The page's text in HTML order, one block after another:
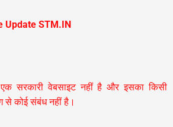
Update STM.IN
एक सरकारी वेबसाइट नहीं है और इसका किसी
से कोई संबंध नहीं है।